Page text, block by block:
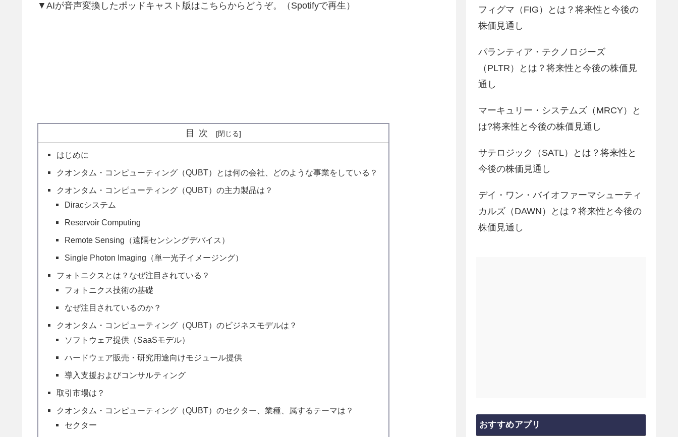
▼AIが音声変換したポッドキャスト版はこちらからどうぞ。（Spotifyで再生）
目次
はじめに
クオンタム・コンピューティング（QUBT）とは何の会社、どのような事業をしている？
クオンタム・コンピューティング（QUBT）の主力製品は？
Diracシステム
Reservoir Computing
Remote Sensing（遠隔センシングデバイス）
Single Photon Imaging（単一光子イメージング）
フォトニクスとは？なぜ注目されている？
フォトニクス技術の基礎
なぜ注目されているのか？
クオンタム・コンピューティング（QUBT）のビジネスモデルは？
ソフトウェア提供（SaaSモデル）
ハードウェア販売・研究用途向けモジュール提供
導入支援およびコンサルティング
取引市場は？
クオンタム・コンピューティング（QUBT）のセクター、業種、属するテーマは？
セクター
フィグマ（FIG）とは？将来性と今後の
株価見通し
パランティア・テクノロジーズ
（PLTR）とは？将来性と今後の株価見
通し
マーキュリー・システムズ（MRCY）と
は?将来性と今後の株価見通し
サテロジック（SATL）とは？将来性と
今後の株価見通し
デイ・ワン・バイオファーマシューティ
カルズ（DAWN）とは？将来性と今後の
株価見通し
おすすめアプリ